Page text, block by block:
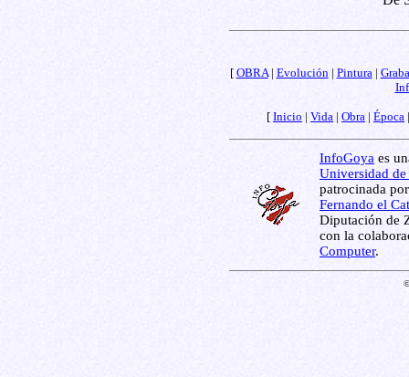
[ OBRA| Evolución| Pintura|
[ Inicio | Vida | Obra | Época
InfoGoya es
Universidad de
patrocinada
Fernando el
Diputación de
con la
Computer.